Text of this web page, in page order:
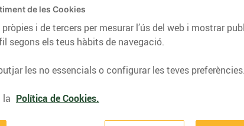
de les Cookies
i de tercers per mesurar l’ús del web i mostrar
segons els teus hàbits de navegació.
les no essencials o configurar les teves preferències.
la Política de Cookies.